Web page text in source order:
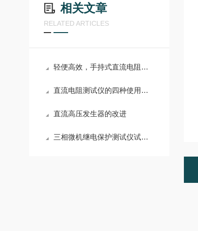
相关文章
RELATED ARTICLES
轻便高效，手持式直流电阻测试仪适合多场景使用
直流电阻测试仪的四种使用方法
直流高压发生器的改进
三相微机继电保护测试仪试验步骤